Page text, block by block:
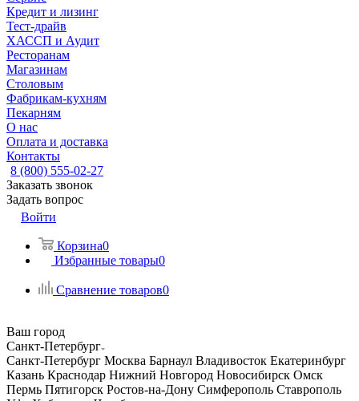
Кредит и лизинг
Тест-драйв
ХАССП и Аудит
Ресторанам
Магазинам
Столовым
Фабрикам-кухням
Пекарням
О нас
Оплата и доставка
Контакты
8 (800) 555-02-27
Заказать звонок
Задать вопрос
Войти
Корзина0
Избранные товары0
Сравнение товаров0
Ваш город
Санкт-Петербург
Санкт-Петербург Москва Барнаул Владивосток Екатеринбург
Казань Краснодар Нижний Новгород Новосибирск Омск
Пермь Пятигорск Ростов-на-Дону Симферополь Ставрополь